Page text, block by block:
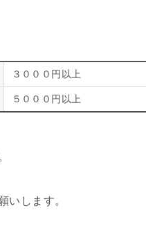
３０００円以上
５０００円以上
いします。